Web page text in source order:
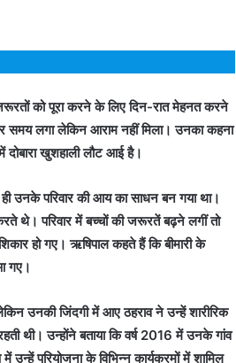
को पूरा करने के लिए दिन-रात मेहनत करने
समय लगा लेकिन आराम नहीं मिला। उनका कहना
खुशहाली लौट आई है।
उनके परिवार की आय का साधन बन गया था।
थे। परिवार में बच्चों की जरूरतें बढ़ने लगीं तो
हो गए। ऋषिपाल कहते हैं कि बीमारी के
गए।
उनकी जिंदगी में आए ठहराव ने उन्हें शारीरिक
थी। उन्होंने बताया कि वर्ष 2016 में उनके गांव
परियोजना के विभिन्न कार्यक्रमों में शामिल